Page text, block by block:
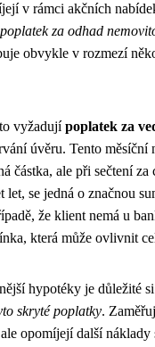
v rámci akčních
poplatek za odhad
obvykle v rozmezí
vyžadujípoplatek za
úvěru. Tento měsíční
částka, ale při sečtení za
let, se jedná o značnou
že klient nemá u
která může ovlivnit
hypotéky je důležité
skryté poplatky.
opomíjejí další náklady